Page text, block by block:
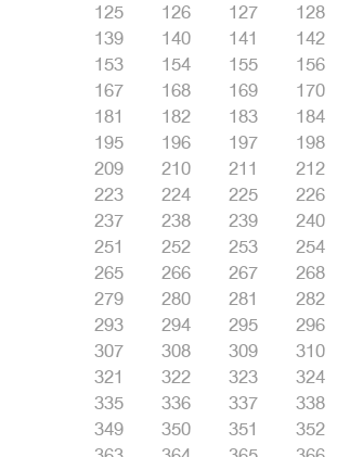
125
126 127 128
139
140 141 142
153
154 155 156
167
168 169 170
181
182 183 184
195
196 197 198
209
210 211 212
223
224 225 226
237
238 239 240
251
252 253 254
265
266 267 268
279
280 281 282
293
294 295 296
307
308 309 310
321
322 323 324
335
336 337 338
349
350 351 352